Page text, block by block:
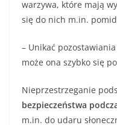
warzywa, które mają
się do nich m.in.
– Unikać
może ona szybko się
Nieprzestrzeganie
bezpieczeństwa
m.in. do udaru